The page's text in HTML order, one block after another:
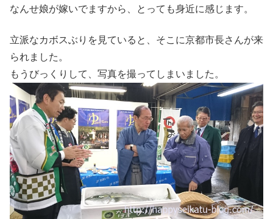
なんせ娘が嫁いでますから、とっても身近に感じます。
立派なカボスぶりを見ていると、そこに京都市長さんが来
られました。
もうびっくりして、写真を撮ってしまいました。